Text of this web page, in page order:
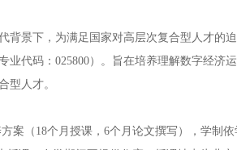
背景下，为满足国家对高层次复合型人才的
业代码：025800）。旨在培养理解数字经
型人才。
案（18个月授课，6个月论文撰写），学制